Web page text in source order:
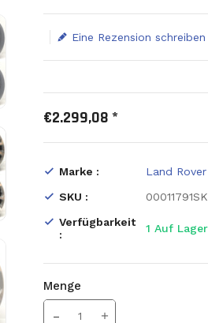
Eine Rezension schreiben
€2.299,08 *
Marke :
Land Rover
SKU :
Verfügbarkeit
:
1 Auf Lager
Menge
Translation missing: